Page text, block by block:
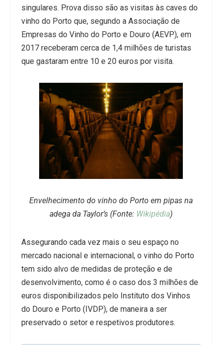
singulares. Prova disso são as visitas às caves do
vinho do Porto que, segundo a Associação de
Empresas do Vinho do Porto e Douro (AEVP), em
2017 receberam cerca de 1,4 milhões de turistas
que gastaram entre 10 e 20 euros por visita.
Envelhecimento do vinho do Porto em pipas na
adega da Taylor’s (Fonte: Wikipédia)
Assegurando cada vez mais o seu espaço no
mercado nacional e internacional, o vinho do Porto
tem sido alvo de medidas de proteção e de
desenvolvimento, como é o caso dos 3 milhões de
euros disponibilizados pelo Instituto dos Vinhos
do Douro e Porto (IVDP), de maneira a ser
preservado o setor e respetivos produtores.